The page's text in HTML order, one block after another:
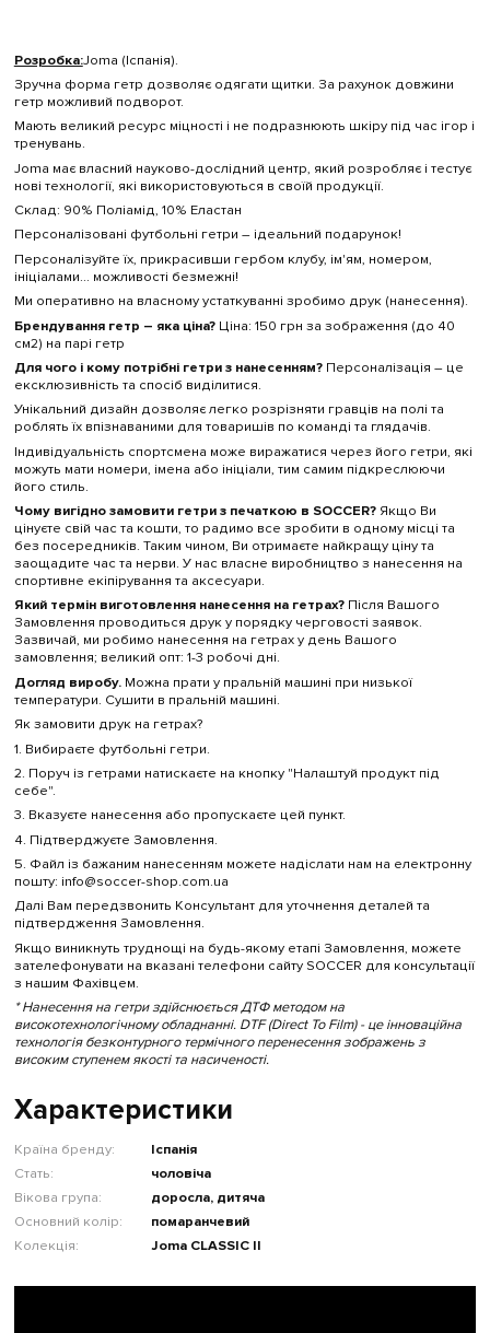
Розробка:Joma (Іспанія).
Зручна форма гетр дозволяє одягати щитки. За рахунок довжини
гетр можливий подворот.
Мають великий ресурс міцності і не подразнюють шкіру під час ігор і
тренувань.
Joma має власний науково-дослідний центр, який розробляє і тестує
нові технології, які використовуються в своїй продукції.
Склад: 90% Поліамід, 10% Еластан
Персоналізовані футбольні гетри – ідеальний подарунок!
Персоналізуйте їх, прикрасивши гербом клубу, ім'ям, номером,
ініціалами... можливості безмежні!
Ми оперативно на власному устаткуванні зробимо друк (нанесення).
Брендування гетр – яка ціна?Ціна: 150 грн за зображення (до 40
см2) на парі гетр
Для чого і кому потрібні гетри з нанесенням?Персоналізація – це
ексклюзивність та спосіб виділитися.
Унікальний дизайн дозволяє легко розрізняти гравців на полі та
роблять їх впізнаваними для товаришів по команді та глядачів.
Індивідуальність спортсмена може виражатися через його гетри, які
можуть мати номери, імена або ініціали, тим самим підкреслюючи
його стиль.
Чому вигідно замовити гетри з печаткою в SOCCER?Якщо Ви
цінуєте свій час та кошти, то радимо все зробити в одному місці та
без посередників. Таким чином, Ви отримаєте найкращу ціну та
заощадите час та нерви. У нас власне виробництво з нанесення на
спортивне екіпірування та аксесуари.
Який термін виготовлення нанесення на гетрах?Після Вашого
Замовлення проводиться друк у порядку черговості заявок.
Зазвичай, ми робимо нанесення на гетрах у день Вашого
замовлення; великий опт: 1-3 робочі дні.
Догляд виробу.Можна прати у пральній машині при низької
температури. Сушити в пральній машині.
Як замовити друк на гетрах?
1. Вибираєте футбольні гетри.
2. Поруч із гетрами натискаєте на кнопку "Налаштуй продукт під
себе".
3. Вказуєте нанесення або пропускаєте цей пункт.
4. Підтверджуєте Замовлення.
5. Файл із бажаним нанесенням можете надіслати нам на електронну
пошту: info@soccer-shop.com.ua
Далі Вам передзвонить Консультант для уточнення деталей та
підтвердження Замовлення.
Якщо виникнуть труднощі на будь-якому етапі Замовлення, можете
зателефонувати на вказані телефони сайту SOCCER для консультації
з нашим Фахівцем.
* Нанесення на гетри здійснюється ДТФ методом на
високотехнологічному обладнанні. DTF (Direct To Film) - це інноваційна
технологія безконтурного термічного перенесення зображень з
високим ступенем якості та насиченості.
Характеристики
Країна бренду:
Іспанія
Стать:
чоловіча
Вікова група:
доросла, дитяча
Основний колір:
помаранчевий
Колекція:
Joma CLASSIC II